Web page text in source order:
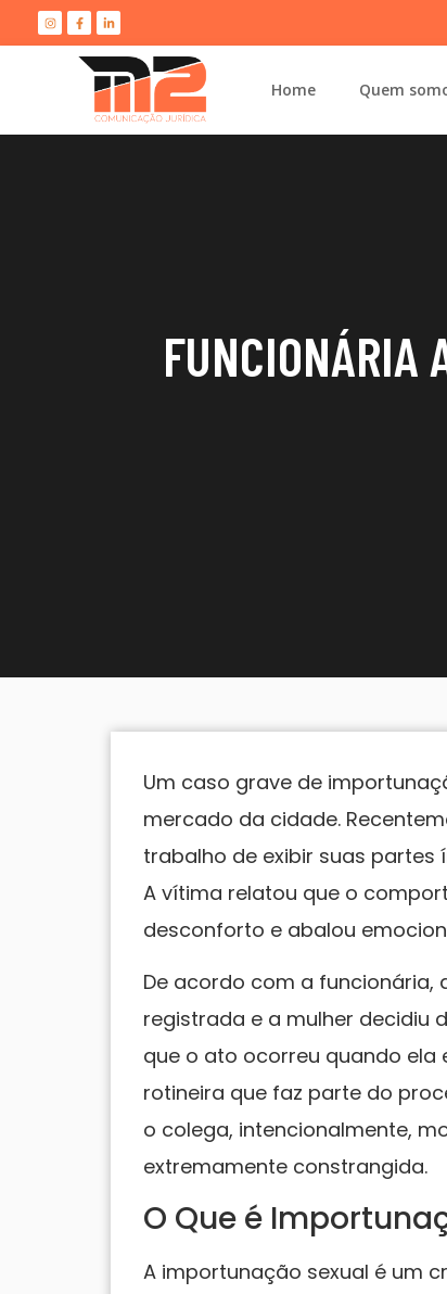
Home Quem
FUNCIONÁRIA
Um caso grave de
mercado da cidade.
trabalho de exibir suas partes
A vítima relatou que o
desconforto e abalou
De acordo com a funcionária,
registrada e a mulher decidiu
que o ato ocorreu quando
rotineira que faz parte do
o colega, intencionalmente,
extremamente constrangida.
O Que é
A importunação sexual é um